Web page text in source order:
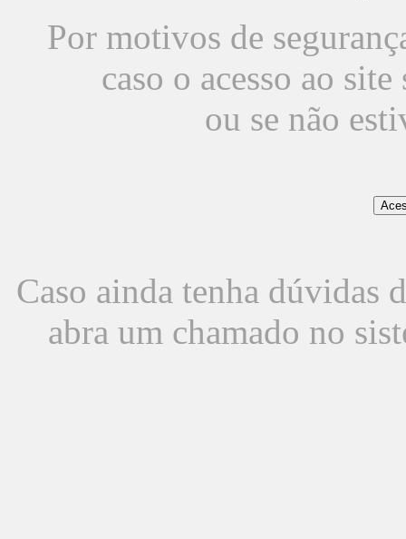
Por motivos de
caso o acesso ao
ou se não
Caso ainda tenha dúvidas
abra um chamado no